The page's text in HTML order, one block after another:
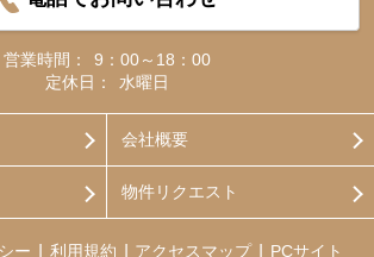
営業時間：
9：00～18：00
定休日：
水曜日
会社概要
物件リクエスト
ー 利用規約 アクセスマップ PCサイト